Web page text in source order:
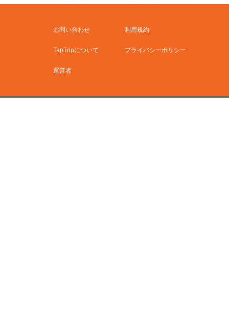
お問い合わせ 利用規約
TapTripについて プライバシーポリシー
運営者